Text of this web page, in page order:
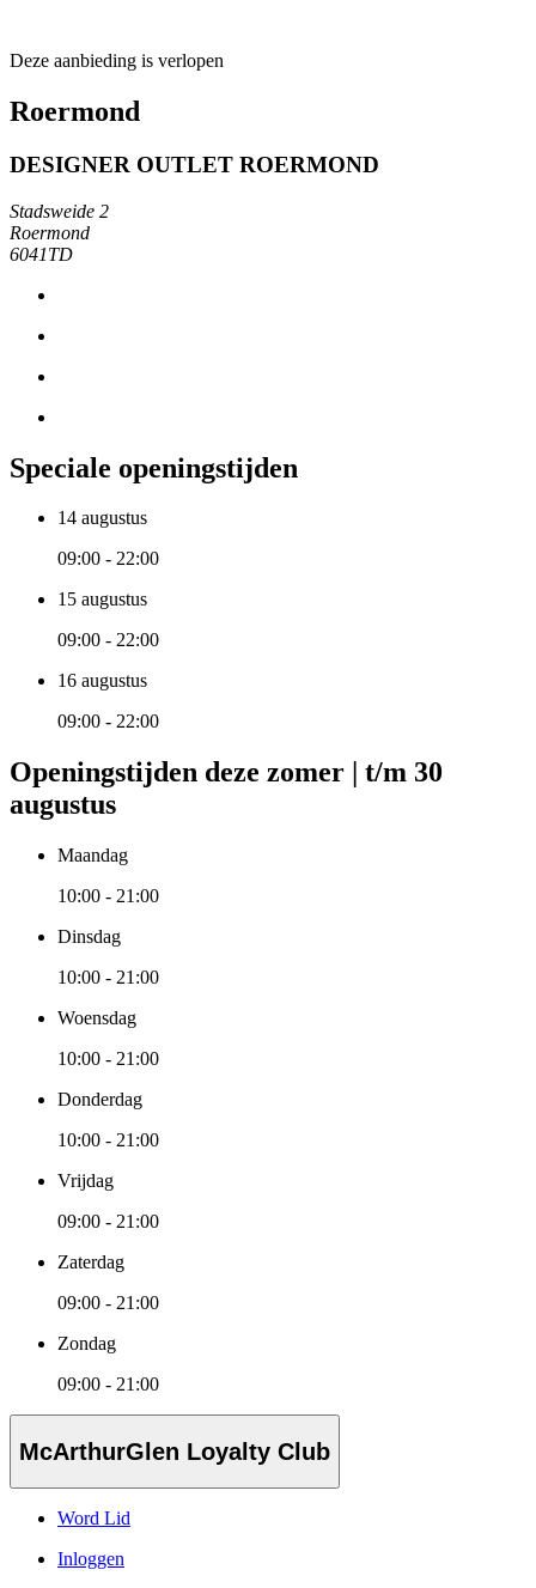
Deze aanbieding is verlopen
Roermond
DESIGNER OUTLET ROERMOND
Stadsweide 2
Roermond
6041TD
Speciale openingstijden
14 augustus
09:00 - 22:00
15 augustus
09:00 - 22:00
16 augustus
09:00 - 22:00
Openingstijden deze zomer | t/m 30
augustus
Maandag
10:00 - 21:00
Dinsdag
10:00 - 21:00
Woensdag
10:00 - 21:00
Donderdag
10:00 - 21:00
Vrijdag
09:00 - 21:00
Zaterdag
09:00 - 21:00
Zondag
09:00 - 21:00
McArthurGlen Loyalty Club
Word Lid
Inloggen